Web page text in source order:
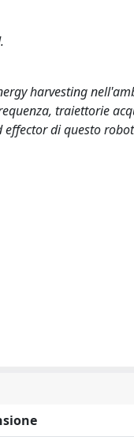
harvesting
traiettorie
di questo